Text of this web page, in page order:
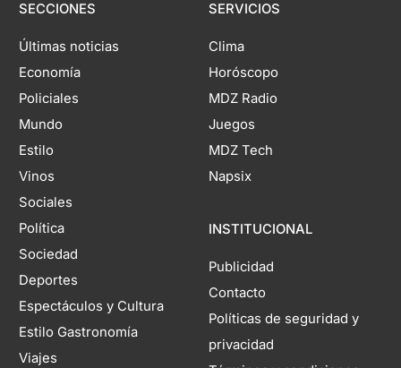
SECCIONES
Últimas noticias
Economía
Policiales
Mundo
Estilo
Vinos
Sociales
Política
Sociedad
Deportes
Espectáculos y Cultura
Estilo Gastronomía
Viajes
SERVICIOS
Clima
Horóscopo
MDZ Radio
Juegos
MDZ Tech
Napsix
INSTITUCIONAL
Publicidad
Contacto
Políticas de seguridad y
privacidad